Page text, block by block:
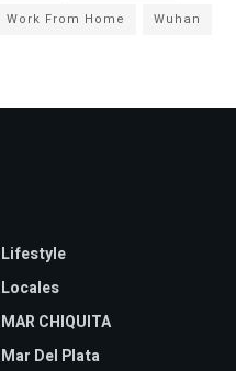
Work From Home Wuhan
Lifestyle
Locales
MAR CHIQUITA
Mar Del Plata